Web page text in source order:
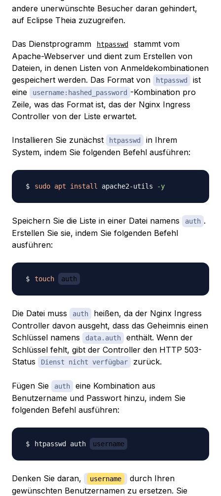
andere unerwünschte Besucher daran gehindert,
auf Eclipse Theia zuzugreifen.
Das Dienstprogramm htpasswd
stammt vom
Apache-Webserver und dient zum Erstellen von
Dateien, in denen Listen von Anmeldekombinationen
gespeichert werden. Das Format von
htpasswd
ist
eine
username:hashed_password -Kombination pro
Zeile, was das Format ist, das der Nginx Ingress
Controller von der Liste erwartet.
Installieren Sie zunächst htpasswd
in Ihrem
System, indem Sie folgenden Befehl ausführen:
sudo apt install apache2-utils -y
Speichern Sie die Liste in einer Datei namens auth .
Erstellen Sie sie, indem Sie folgenden Befehl
ausführen:
touch auth
Die Datei muss auth
heißen, da der Nginx Ingress
Controller davon ausgeht, dass das Geheimnis einen
Schlüssel namens
data.auth
enthält. Wenn der
Schlüssel fehlt, gibt der Controller den HTTP 503-
Status
Dienst nicht verfügbar zurück.
Fügen Sie auth
eine Kombination aus
Benutzername und Passwort hinzu, indem Sie
folgenden Befehl ausführen:
htpasswd auth username
Denken Sie daran, username
durch Ihren
gewünschten Benutzernamen zu ersetzen. Sie